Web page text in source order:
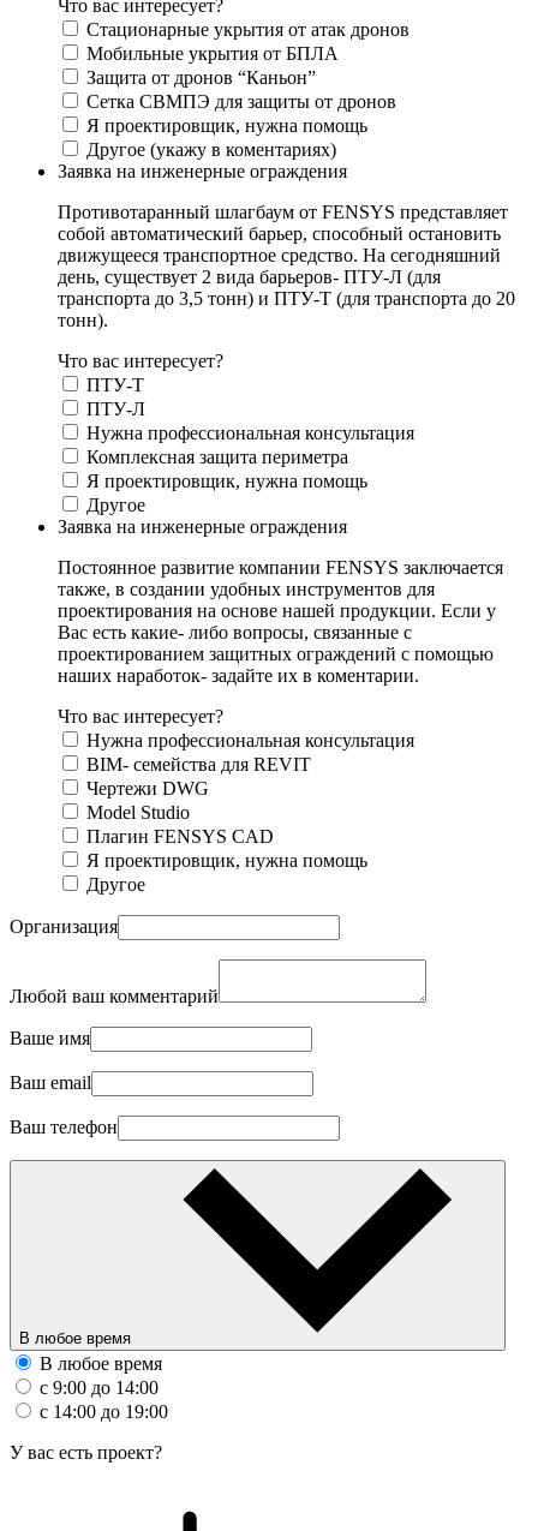
Что вас интересует?
Стационарные укрытия от атак дронов
Мобильные укрытия от БПЛА
Защита от дронов “Каньон”
Сетка СВМПЭ для защиты от дронов
Я проектировщик, нужна помощь
Другое (укажу в коментариях)
Заявка на инженерные ограждения
Противотаранный шлагбаум от FENSYS представляет
собой автоматический барьер, способный остановить
движущееся транспортное средство. На сегодняшний
день, существует 2 вида барьеров- ПТУ-Л (для
транспорта до 3,5 тонн) и ПТУ-Т (для транспорта до 20
тонн).
Что вас интересует?
ПТУ-Т
ПТУ-Л
Нужна профессиональная консультация
Комплексная защита периметра
Я проектировщик, нужна помощь
Другое
Заявка на инженерные ограждения
Постоянное развитие компании FENSYS заключается
также, в создании удобных инструментов для
проектирования на основе нашей продукции. Если у
Вас есть какие- либо вопросы, связанные с
проектированием защитных ограждений с помощью
наших наработок- задайте их в коментарии.
Что вас интересует?
Нужна профессиональная консультация
BIM- семейства для REVIT
Чертежи DWG
Моdel Studio
Плагин FENSYS CAD
Я проектировщик, нужна помощь
Другое
Организация
Любой ваш комментарий
Ваше имя
Ваш email
Ваш телефон
В любое время
В любое время
с 9:00 до 14:00
с 14:00 до 19:00
У вас есть проект?